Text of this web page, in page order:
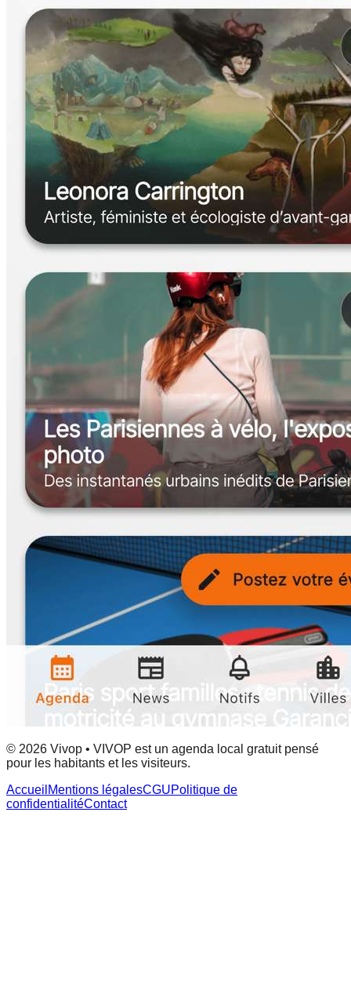
© 2026 Vivop • VIVOP est un agenda local gratuit pensé
pour les habitants et les visiteurs.
Accueil Mentions légalesCGUPolitique de
confidentialitéContact